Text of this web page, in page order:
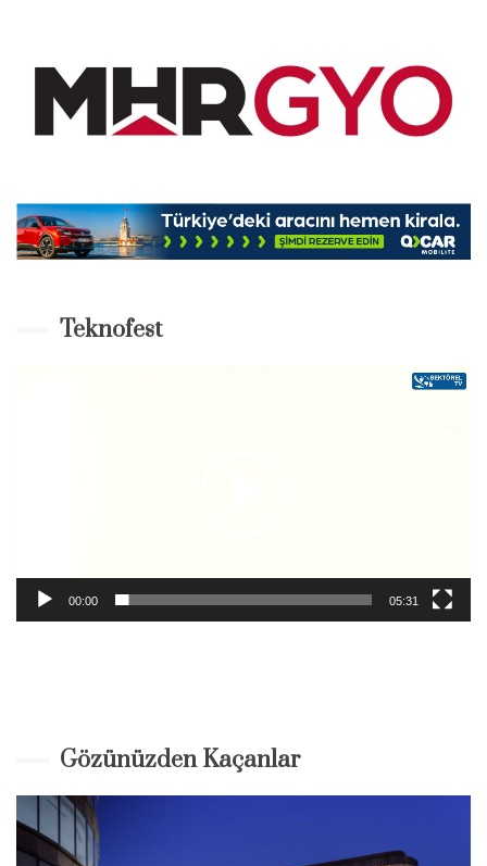
Teknofest
00:00 05:31
Gözünüzden Kaçanlar